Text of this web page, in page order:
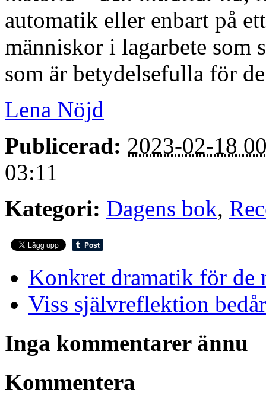
automatik eller enbart på
människor i lagarbete som
som är betydelsefulla för
Lena Nöjd
Publicerad: 2023-02-18
03:11
Kategori: Dagens bok,
Konkret dramatik för de
Viss självreflektion
Inga kommentarer ännu
Kommentera